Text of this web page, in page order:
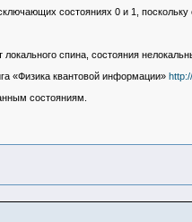
состояниях 0 и 1,
спина, состояния
«Физика квантовой информации»
состояниям.